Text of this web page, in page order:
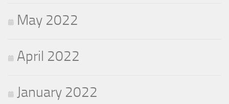
May 2022
April 2022
January 2022